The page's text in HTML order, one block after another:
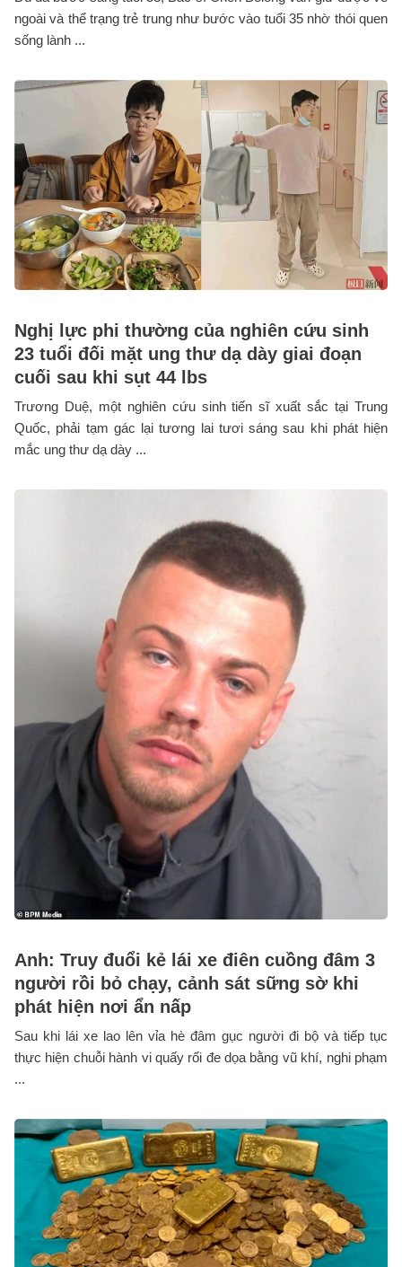
ngoài và thể trạng trẻ trung như bước vào tuổi 35 nhờ thói quen
sống lành ...
Nghị lực phi thường của nghiên cứu sinh
23 tuổi đối mặt ung thư dạ dày giai đoạn
cuối sau khi sụt 44 lbs
Trương Duệ, một nghiên cứu sinh tiến sĩ xuất sắc tại Trung
Quốc, phải tạm gác lại tương lai tươi sáng sau khi phát hiện
mắc ung thư dạ dày ...
Anh: Truy đuổi kẻ lái xe điên cuồng đâm 3
người rồi bỏ chạy, cảnh sát sững sờ khi
phát hiện nơi ẩn nấp
Sau khi lái xe lao lên vỉa hè đâm gục người đi bộ và tiếp tục
thực hiện chuỗi hành vi quấy rối đe dọa bằng vũ khí, nghi phạm
...